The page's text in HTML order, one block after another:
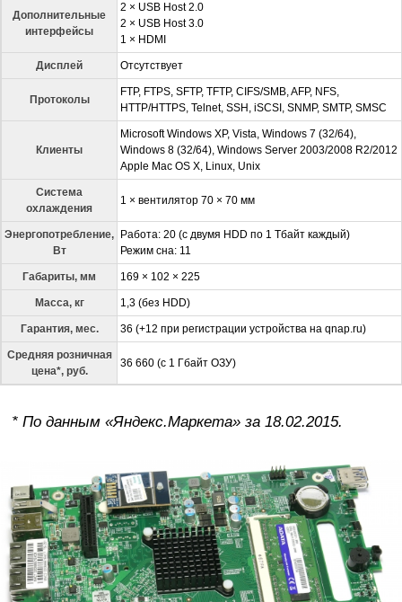
Дополнительные
интерфейсы
2 × USB Host 2.0
2 × USB Host 3.0
1 × HDMI
Дисплей Отсутствует
Протоколы
FTP, FTPS, SFTP, TFTP, CIFS/SMB, AFP, NFS,
HTTP/HTTPS, Telnet, SSH, iSCSI, SNMP, SMTP, SMSC
Клиенты
Microsoft Windows XP, Vista, Windows 7 (32/64),
Windows 8 (32/64), Windows Server 2003/2008 R2/2012
Apple Mac OS X, Linux, Unix
Система
охлаждения
1 × вентилятор 70 × 70 мм
Энергопотребление,
Вт
Работа: 20 (с двумя HDD по 1 Тбайт каждый)
Режим сна: 11
Габариты, мм 169 × 102 × 225
Масса, кг 1,3 (без HDD)
Гарантия, мес. 36 (+12 при регистрации устройства на qnap.ru)
Средняя розничная
цена*, руб.
36 660 (с 1 Гбайт ОЗУ)
* По данным «Яндекс.Маркета» за 18.02.2015.